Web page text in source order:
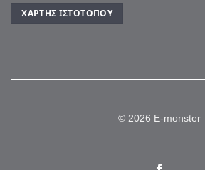
ΧΆΡΤΗΣ ΙΣΤΌΤΟΠΟΥ
© 2026 E-monster